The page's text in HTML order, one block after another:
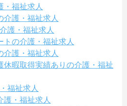
・福祉求人
介護・福祉求人
護・福祉求人
の介護・福祉求人
介護・福祉求人
休暇取得実績ありの介護・福祉
福祉求人
護・福祉求人